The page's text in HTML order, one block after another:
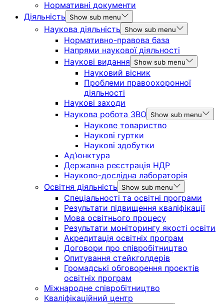
Нормативні документи
Діяльність
Show sub menu
Наукова діяльність Show sub menu
Нормативно-правова база
Напрями наукової діяльності
Наукові видання
Show sub menu
Науковий вісник
Проблеми правоохоронної
діяльності
Наукові заходи
Наукова робота ЗВО Show sub menu
Наукове товариство
Наукові гуртки
Наукові здобутки
Ад’юнктура
Державна реєстрація НДР
Науково-дослідна лабораторія
Освітня діяльність
Show sub menu
Спеціальності та освітні програми
Результати підвищення кваліфікації
Мова освітнього процесу
Результати моніторингу якості освіти
Акредитація освітніх програм
Договори про співробітництво
Опитування стейкголдерів
Громадські обговорення проєктів
освітніх програм
Міжнародне співробітництво
Кваліфікаційний центр